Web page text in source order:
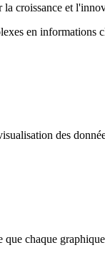
la croissance et
en informations
des
chaque